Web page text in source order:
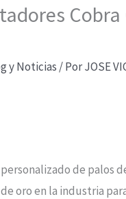
y Noticias / PorJOSE
de palos
oro en la industria